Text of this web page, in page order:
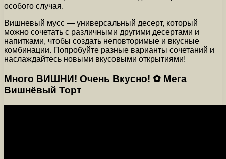
особого случая.
Вишневый мусс — универсальный десерт, который
можно сочетать с различными другими десертами и
напитками, чтобы создать неповторимые и вкусные
комбинации. Попробуйте разные варианты сочетаний и
наслаждайтесь новыми вкусовыми открытиями!
Много ВИШНИ! Очень Вкусно! ✿ Мега
Вишнёвый Торт